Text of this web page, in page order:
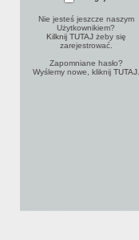
Nie jesteś jeszcze naszym
Użytkownikiem?
Kilknij TUTAJżeby się
zarejestrować.
Zapomniane hasło?
Wyślemy nowe, kliknij TUTAJ.